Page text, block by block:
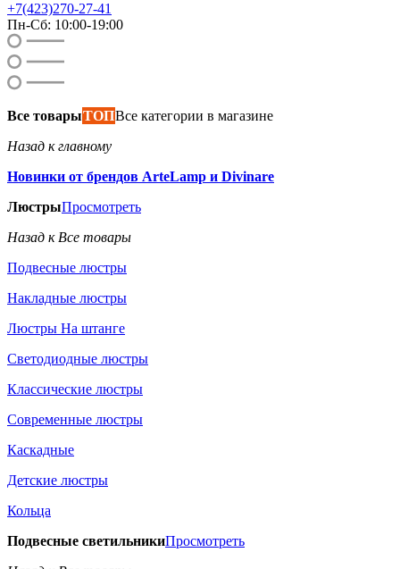
+7(423)270-27-41
Пн-Сб: 10:00-19:00
Все товарыТОПВсе категории в магазине
Назад к главному
Новинки от брендов ArteLamp и Divinare
ЛюстрыПросмотреть
Назад к Все товары
Подвесные люстры
Накладные люстры
Люстры На штанге
Светодиодные люстры
Классические люстры
Современные люстры
Каскадные
Детские люстры
Кольца
Подвесные светильникиПросмотреть